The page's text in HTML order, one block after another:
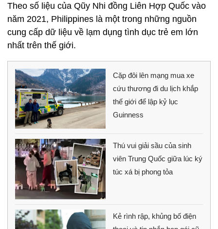
Theo số liệu của Qũy Nhi đồng Liên Hợp Quốc vào
năm 2021, Philippines là một trong những nguồn
cung cấp dữ liệu về lạm dụng tình dục trẻ em lớn
nhất trên thế giới.
Cặp đôi lên mạng mua xe
cứu thương đi du lịch khắp
thế giới để lập kỷ lục
Guinness
Thú vui giải sầu của sinh
viên Trung Quốc giữa lúc ký
túc xá bị phong tỏa
Kẻ rình rập, khủng bố điện